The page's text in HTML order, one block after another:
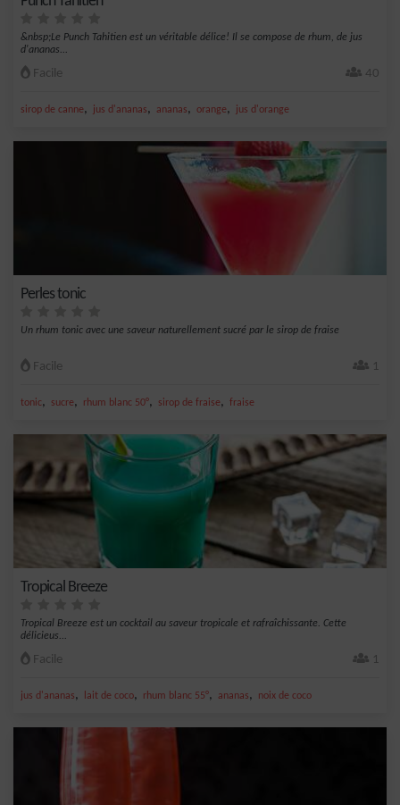
&nbsp;Le Punch Tahitien est un véritable délice! Il se compose de rhum, de jus
d'ananas...
Facile 40
sirop de canne, jus d'ananas, ananas, orange, jus d'orange
Perles tonic
Un rhum tonic avec une saveur naturellement sucré par le sirop de fraise
Facile 1
tonic, sucre, rhum blanc 50°, sirop de fraise, fraise
Tropical Breeze
Tropical Breeze est un cocktail au saveur tropicale et rafraîchissante. Cette
délicieus...
Facile 1
jus d'ananas, lait de coco, rhum blanc 55°, ananas, noix de coco